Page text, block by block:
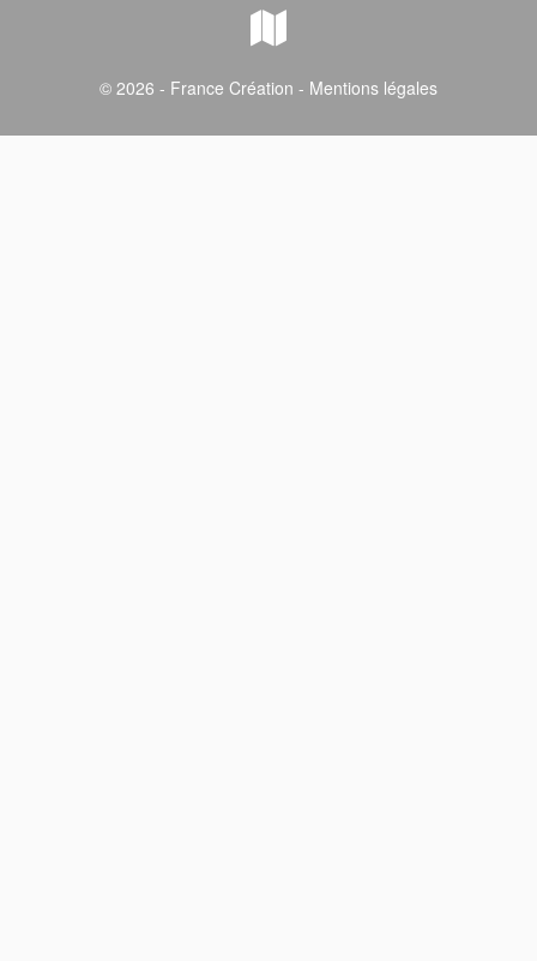
© 2026 - France Création - Mentions légales